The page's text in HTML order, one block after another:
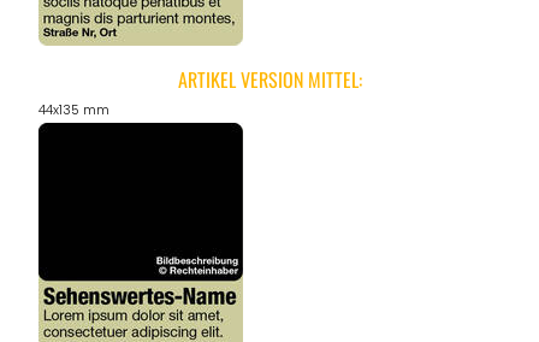
ARTIKEL VERSION MITTEL:
44x135 mm